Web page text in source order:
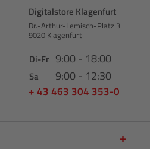
Digitalstore Klagenfurt
Dr.-Arthur-Lemisch-Platz 3
9020 Klagenfurt
Di-Fr 9:00 - 18:00
Sa 9:00 - 12:30
+ 43 463 304 353-0